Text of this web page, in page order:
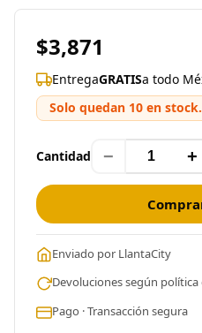
$3,871
EntregaGRATISa todo
Solo quedan 10 en stock.
Cantidad − +
Enviado por LlantaCity
Devoluciones según política
Pago · Transacción segura